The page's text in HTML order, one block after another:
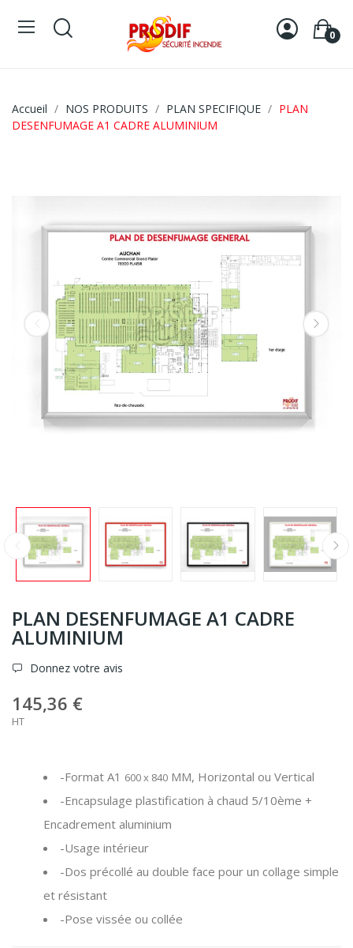
0
Accueil NOS PRODUITS PLAN SPECIFIQUE
PLAN
DESENFUMAGE A1 CADRE ALUMINIUM
PLAN DESENFUMAGE A1 CADRE
ALUMINIUM
Donnez votre avis
145,36 €
HT
-Format A1 600 x 840 MM, Horizontal ou Vertical
-Encapsulage plastification à chaud 5/10ème +
Encadrement aluminium
-Usage intérieur
-Dos précollé au double face pour un collage simple
et résistant
-Pose vissée ou collée